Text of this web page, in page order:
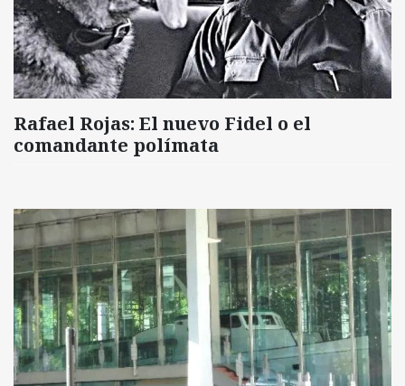
Rafael Rojas: El nuevo Fidel o el
comandante polímata